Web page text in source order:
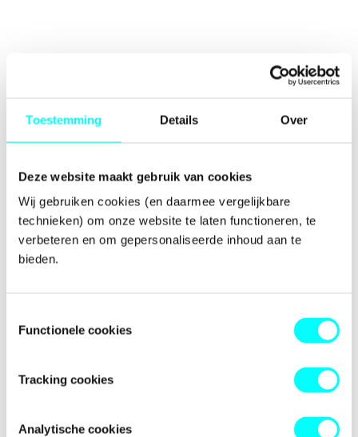
Toestemming Details Over
Deze website maakt gebruik van cookies
Wij gebruiken cookies (en daarmee vergelijkbare
technieken) om onze website te laten functioneren, te
verbeteren en om gepersonaliseerde inhoud aan te
bieden.
Functionele cookies
Tracking cookies
Analytische cookies
-side exception has occurred while
browser consolefor